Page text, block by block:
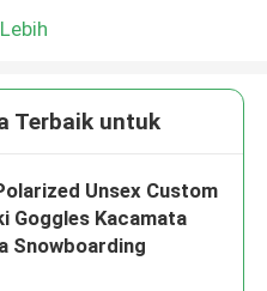
Terbaik untuk
Unsex Custom
Goggles Kacamata
Snowboarding